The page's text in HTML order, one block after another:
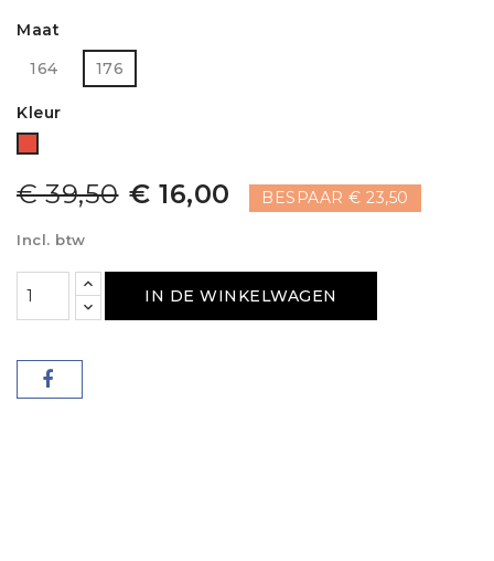
Maat
164
176
Kleur
Rood
€ 39,50 € 16,00 BESPAAR € 23,50
Incl. btw
IN DE WINKELWAGEN